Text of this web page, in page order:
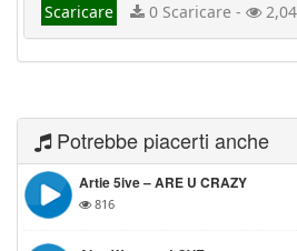
Scaricare 0 Scaricare -
Potrebbe piacerti anche
Artie 5ive – ARE U CRAZY
816